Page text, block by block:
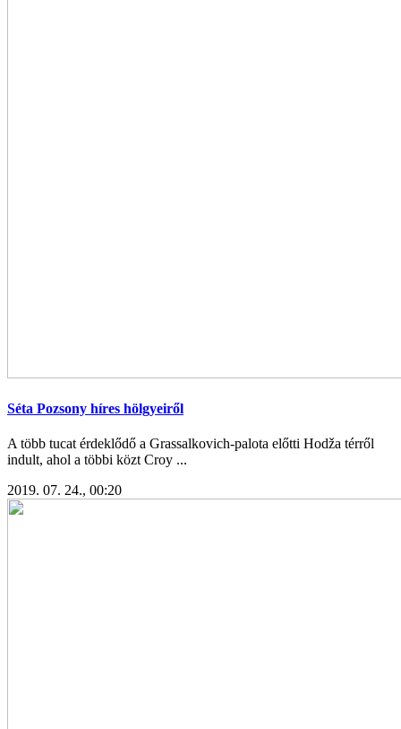
Séta Pozsony híres hölgyeiről
A több tucat érdeklődő a Grassalkovich-palota előtti Hodža térről
indult, ahol a többi közt Croy ...
2019. 07. 24., 00:20